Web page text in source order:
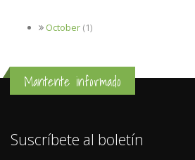
October (1)
Mantente informado
Suscríbete al boletín